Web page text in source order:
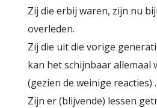
Zij die erbij waren, zijn nu
overleden.
Zij die uit die vorige
kan het schijnbaar allemaal
(gezien de weinige reacties)
Zijn er (blijvende) lessen